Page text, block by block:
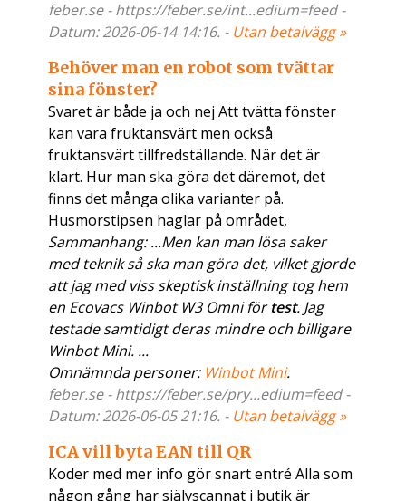
feber.se - https://feber.se/int...edium=feed -
Datum: 2026-06-14 14:16. - Utan betalvägg »
Behöver man en robot som tvättar
sina fönster?
Svaret är både ja och nej Att tvätta fönster
kan vara fruktansvärt men också
fruktansvärt tillfredställande. När det är
klart. Hur man ska göra det däremot, det
finns det många olika varianter på.
Husmorstipsen haglar på området,
Sammanhang: ...Men kan man lösa saker
med teknik så ska man göra det, vilket gjorde
att jag med viss skeptisk inställning tog hem
en Ecovacs Winbot W3 Omni förtest. Jag
testade samtidigt deras mindre och billigare
Winbot Mini. ...
Omnämnda personer: Winbot Mini.
feber.se - https://feber.se/pry...edium=feed -
Datum: 2026-06-05 21:16. - Utan betalvägg »
ICA vill byta EAN till QR
Koder med mer info gör snart entré Alla som
någon gång har självscannat i butik är